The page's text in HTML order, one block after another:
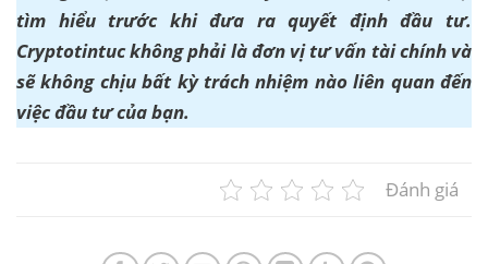
tìm hiểu trước khi đưa ra quyết định đầu tư.
Cryptotintuc không phải là đơn vị tư vấn tài chính và
sẽ không chịu bất kỳ trách nhiệm nào liên quan đến
việc đầu tư của bạn.
Đánh giá